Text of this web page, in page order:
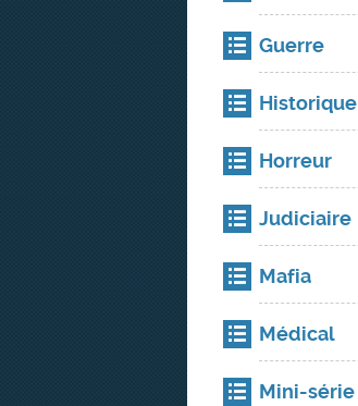
Guerre
Historique
Horreur
Judiciaire
Mafia
Médical
Mini-série